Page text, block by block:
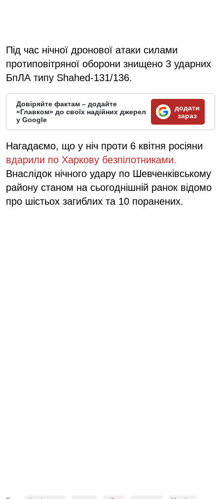
Під час нічної дронової атаки силами
протиповітряної оборони знищено 3 ударних
БпЛА типу Shahed-131/136.
Довіряйте фактам – додайте
«Главком» до своїх надійних джерел
у Google
додати
зараз
Нагадаємо, що у ніч проти 6 квітня росіяни
вдарили по Харкову безпілотниками.
Внаслідок нічного удару по Шевченківському
району станом на сьогоднішній ранок відомо
про шістьох загиблих та 10 поранених.